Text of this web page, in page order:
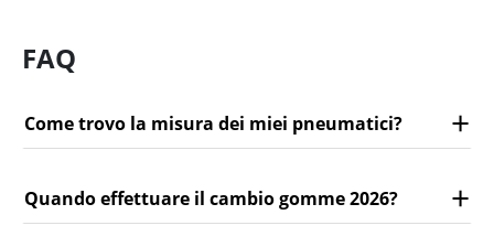
FAQ
Come trovo la misura dei miei pneumatici?
Quando effettuare il cambio gomme 2026?